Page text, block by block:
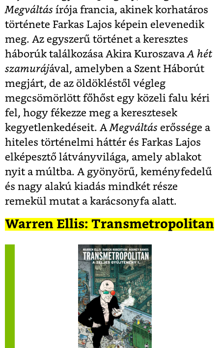
Megváltás írója francia, akinek korhatáros
története Farkas Lajos képein elevenedik
meg. Az egyszerű történet a keresztes
háborúk találkozása Akira KuroszavaA hét
szamurájával, amelyben a Szent Háborút
megjárt, de az öldökléstől végleg
megcsömörlött főhőst egy közeli falu kéri
fel, hogy fékezze meg a keresztesek
kegyetlenkedéseit. AMegváltás erőssége a
hiteles történelmi háttér és Farkas Lajos
elképesztő látványvilága, amely ablakot
nyit a múltba. A gyönyörű, keményfedelű
és nagy alakú kiadás mindkét része
remekül mutat a karácsonyfa alatt.
Warren Ellis: Transmetropolitan